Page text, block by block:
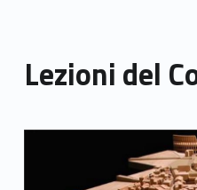
Lezioni del
Link identifier archive #link-archive-thumb-soap-67293